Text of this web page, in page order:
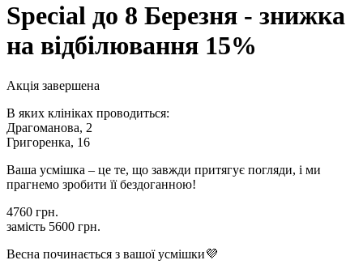
Special до 8 Березня - знижка
на відбілювання 15%
Акція завершена
В яких клініках проводиться:
Драгоманова, 2
Григоренка, 16
Ваша усмішка – це те, що завжди притягує погляди, і ми
прагнемо зробити її бездоганною!
4760 грн.
замість 5600 грн.
Весна починається з вашої усмішки💜